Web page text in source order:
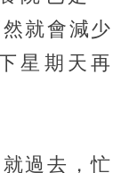
就會減少
星期天再
過去，忙